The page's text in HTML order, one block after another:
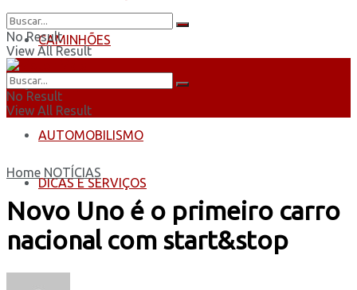
CAMINHÕES
ÔNIBUS
AUTOMOBILISMO
DICAS E SERVIÇOS
No Result
View All Result
No Result
View All Result
Home NOTÍCIAS
Novo Uno é o primeiro carro
nacional com start&stop